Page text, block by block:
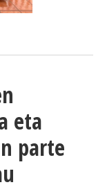
eta
parte